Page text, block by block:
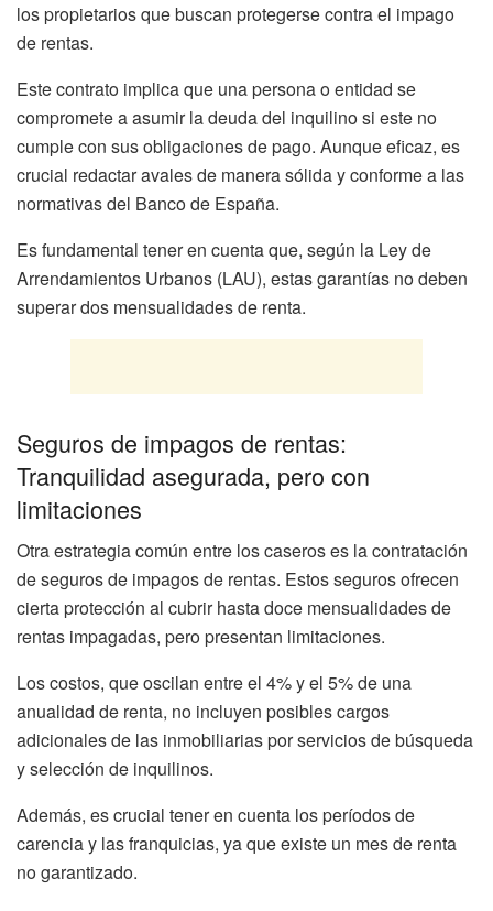
los propietarios que buscan protegerse contra el impago
de rentas.
Este contrato implica que una persona o entidad se
compromete a asumir la deuda del inquilino si este no
cumple con sus obligaciones de pago. Aunque eficaz, es
crucial redactar avales de manera sólida y conforme a las
normativas del Banco de España.
Es fundamental tener en cuenta que, según la Ley de
Arrendamientos Urbanos (LAU), estas garantías no deben
superar dos mensualidades de renta.
Seguros de impagos de rentas:
Tranquilidad asegurada, pero con
limitaciones
Otra estrategia común entre los caseros es la contratación
de seguros de impagos de rentas. Estos seguros ofrecen
cierta protección al cubrir hasta doce mensualidades de
rentas impagadas, pero presentan limitaciones.
Los costos, que oscilan entre el 4% y el 5% de una
anualidad de renta, no incluyen posibles cargos
adicionales de las inmobiliarias por servicios de búsqueda
y selección de inquilinos.
Además, es crucial tener en cuenta los períodos de
carencia y las franquicias, ya que existe un mes de renta
no garantizado.